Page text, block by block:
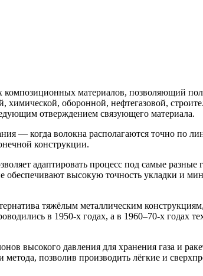
материалов, позволяющий
оборонной, нефтегазовой,
отверждением связующего материала.
— когда волокна располагаются точно по
конструкции.
адаптировать процесс под самые
высокую точность укладки и
тяжёлым металлическим
в 1950-х годах, а в 1960–70-х годах
высокого давления для хранения газа и
позволив производить лёгкие и